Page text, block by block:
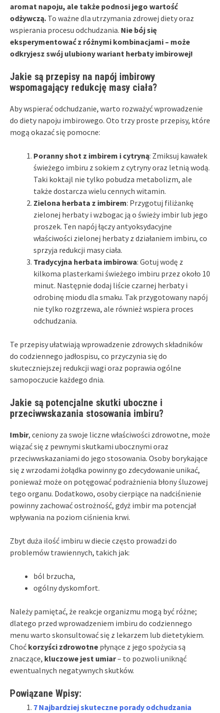
aromat napoju, ale także podnosi jego wartość
odżywczą. To ważne dla utrzymania zdrowej diety oraz
wspierania procesu odchudzania. Nie bój się
eksperymentować z różnymi kombinacjami – może
odkryjesz swój ulubiony wariant herbaty imbirowej!
Jakie są przepisy na napój imbirowy
wspomagający redukcję masy ciała?
Aby wspierać odchudzanie, warto rozważyć wprowadzenie
do diety napoju imbirowego. Oto trzy proste przepisy, które
mogą okazać się pomocne:
Poranny shot z imbirem i cytryną: Zmiksuj kawałek
świeżego imbiru z sokiem z cytryny oraz letnią wodą.
Taki koktajl nie tylko pobudza metabolizm, ale
także dostarcza wielu cennych witamin.
Zielona herbata z imbirem: Przygotuj filiżankę
zielonej herbaty i wzbogac ją o świeży imbir lub jego
proszek. Ten napój łączy antyoksydacyjne
właściwości zielonej herbaty z działaniem imbiru, co
sprzyja redukcji masy ciała.
Tradycyjna herbata imbirowa: Gotuj wodę z
kilkoma plasterkami świeżego imbiru przez około 10
minut. Następnie dodaj liście czarnej herbaty i
odrobinę miodu dla smaku. Tak przygotowany napój
nie tylko rozgrzewa, ale również wspiera proces
odchudzania.
Te przepisy ułatwiają wprowadzenie zdrowych składników
do codziennego jadłospisu, co przyczynia się do
skuteczniejszej redukcji wagi oraz poprawia ogólne
samopoczucie każdego dnia.
Jakie są potencjalne skutki uboczne i
przeciwwskazania stosowania imbiru?
Imbir, ceniony za swoje liczne właściwości zdrowotne, może
wiązać się z pewnymi skutkami ubocznymi oraz
przeciwwskazaniami do jego stosowania. Osoby borykające
się z wrzodami żołądka powinny go zdecydowanie unikać,
ponieważ może on potęgować podrażnienia błony śluzowej
tego organu. Dodatkowo, osoby cierpiące na nadciśnienie
powinny zachować ostrożność, gdyż imbir ma potencjał
wpływania na poziom ciśnienia krwi.
Zbyt duża ilość imbiru w diecie często prowadzi do
problemów trawiennych, takich jak:
ból brzucha,
ogólny dyskomfort.
Należy pamiętać, że reakcje organizmu mogą być różne;
dlatego przed wprowadzeniem imbiru do codziennego
menu warto skonsultować się z lekarzem lub dietetykiem.
Choć korzyści zdrowotne płynące z jego spożycia są
znaczące, kluczowe jest umiar– to pozwoli uniknąć
ewentualnych negatywnych skutków.
Powiązane Wpisy:
7 Najbardziej skuteczne porady odchudzania